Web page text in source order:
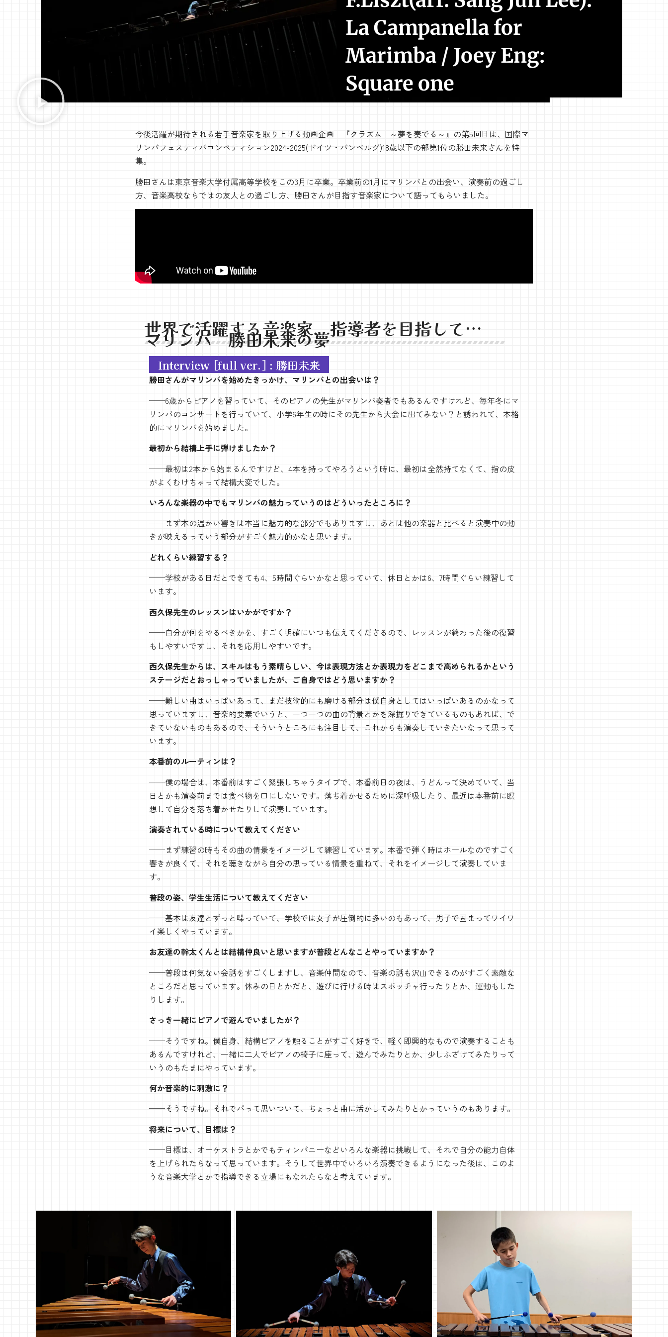
La Campanella for
Marimba / Joey Eng:
Square one
今後活躍が期待される若手音楽家を取り上げる動画企画 『クラズム ～夢を奏でる～』の第5回目は、国際マ
リンバフェスティバコンペティション2024-2025(ドイツ・バンベルグ)18歳以下の部第1位の勝田未来さんを特
集。
勝田さんは東京音楽大学付属高等学校をこの3月に卒業。卒業前の1月にマリンバとの出会い、演奏前の過ごし
方、音楽高校ならではの友人との過ごし方、勝田さんが目指す音楽家について語ってもらいました。
世界で活躍する音楽家、指導者を目指して…
マリンバ 勝田未来の夢
Interview [full ver.] : 勝田未来
勝田さんがマリンバを始めたきっかけ、マリンバとの出会いは？
──6歳からピアノを習っていて、そのピアノの先生がマリンバ奏者でもあるんですけれど、毎年冬にマ
リンバのコンサートを行っていて、小学6年生の時にその先生から大会に出てみない？と誘われて、本格
的にマリンバを始めました。
最初から結構上手に弾けましたか？
──最初は2本から始まるんですけど、4本を持ってやろうという時に、最初は全然持てなくて、指の皮
がよくむけちゃって結構大変でした。
いろんな楽器の中でもマリンバの魅力っていうのはどういったところに？
──まず木の温かい響きは本当に魅力的な部分でもありますし、あとは他の楽器と比べると演奏中の動
きが映えるっていう部分がすごく魅力的かなと思います。
どれくらい練習する？
──学校がある日だとできても4、5時間ぐらいかなと思っていて、休日とかは6、7時間ぐらい練習して
います。
西久保先生のレッスンはいかがですか？
──自分が何をやるべきかを、すごく明確にいつも伝えてくださるので、レッスンが終わった後の復習
もしやすいですし、それを応用しやすいです。
西久保先生からは、スキルはもう素晴らしい、今は表現方法とか表現力をどこまで高められるかという
ステージだとおっしゃっていましたが、ご自身ではどう思いますか？
──難しい曲はいっぱいあって、まだ技術的にも磨ける部分は僕自身としてはいっぱいあるのかなって
思っていますし、音楽的要素でいうと、一つ一つの曲の背景とかを深掘りできているものもあれば、で
きていないものもあるので、そういうところにも注目して、これからも演奏していきたいなって思って
います。
本番前のルーティンは？
──僕の場合は、本番前はすごく緊張しちゃうタイプで、本番前日の夜は、うどんって決めていて、当
日とかも演奏前までは食べ物を口にしないです。落ち着かせるために深呼吸したり、最近は本番前に瞑
想して自分を落ち着かせたりして演奏しています。
演奏されている時について教えてください
──まず練習の時もその曲の情景をイメージして練習しています。本番で弾く時はホールなのですごく
響きが良くて、それを聴きながら自分の思っている情景を重ねて、それをイメージして演奏していま
す。
普段の姿、学生生活について教えてください
──基本は友達とずっと喋っていて、学校では女子が圧倒的に多いのもあって、男子で固まってワイワ
イ楽しくやっています。
お友達の幹太くんとは結構仲良いと思いますが普段どんなことやっていますか？
──普段は何気ない会話をすごくしますし、音楽仲間なので、音楽の話も沢山できるのがすごく素敵な
ところだと思っています。休みの日とかだと、遊びに行ける時はスポッチャ行ったりとか、運動もした
りします。
さっき一緒にピアノで遊んでいましたが？
──そうですね。僕自身、結構ピアノを触ることがすごく好きで、軽く即興的なもので演奏することも
あるんですけれど、一緒に二人でピアノの椅子に座って、遊んでみたりとか、少しふざけてみたりって
いうのもたまにやっています。
何か音楽的に刺激に？
──そうですね。それでパって思いついて、ちょっと曲に活かしてみたりとかっていうのもあります。
将来について、目標は？
──目標は、オーケストラとかでもティンパニーなどいろんな楽器に挑戦して、それで自分の能力自体
を上げられたらなって思っています。そうして世界中でいろいろ演奏できるようになった後は、このよ
うな音楽大学とかで指導できる立場にもなれたらなと考えています。